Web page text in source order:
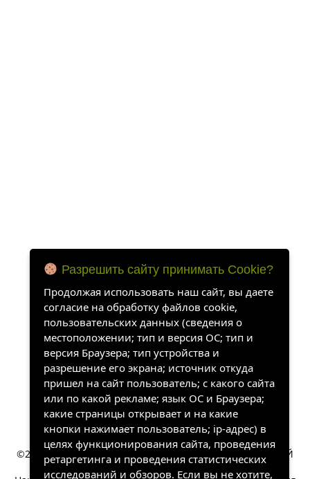
Разрешить сайту принимать Cookie?
Продолжая использовать наш сайт, вы даете
согласие на обработку файлов cookie,
пользовательских данных (сведения о
местоположении; тип и версия ОС; тип и
версия Браузера; тип устройства и
разрешение его экрана; источник откуда
пришел на сайт пользователь; с какого сайта
или по какой рекламе; язык ОС и Браузера;
какие страницы открывает и на какие
кнопки нажимает пользователь; ip-адрес) в
целях функционирования сайта, проведения
ретаргетинга и проведения статистических
исследований и обзоров. Если вы не хотите,